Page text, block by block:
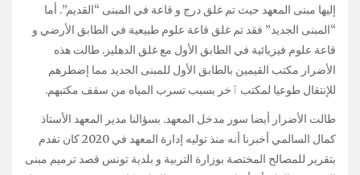
إليها مبنى المعهد حيث تم غلق درج و قاعة في المبنى “القديم”. أما
“المبنى الجديد” فقد تم غلق قاعة علوم طبيعية في الطابق الأرضي و
قاعة علوم فيزيائية في الطابق الأول مع غلق الدهليز. طالت هذه
الأضرار مكتب القيمين بالطابق الأول للمبنى الجديد مما إضطرهم
للإنتقال طوعيا لمكتب ٱخر بسبب تسرب المياه من سقف مكتبهم.
طالت الأضرار أيضا سور مدخل المعهد. بسؤالنا مدير المعهد الأستاذ
كمال السالمي أخبرنا أنه منذ توليه إدارة المعهد في 2020 كان تفدم
بتقرير للمصالح المختصة بوزارة التربية و بلدية تونس قصد ترميم مبنى